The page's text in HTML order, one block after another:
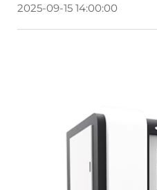
2025-09-15 14:00:00